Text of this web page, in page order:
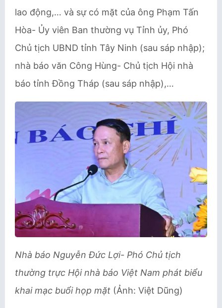
lao động,… và sự có mặt của ông Phạm Tấn
Hòa- Ủy viên Ban thường vụ Tỉnh ủy, Phó
Chủ tịch UBND tỉnh Tây Ninh (sau sáp nhập);
nhà báo văn Công Hùng- Chủ tịch Hội nhà
báo tỉnh Đồng Tháp (sau sáp nhập),…
Nhà báo Nguyễn Đức Lợi- Phó Chủ tịch
thường trực Hội nhà báo Việt Nam phát biểu
khai mạc buổi họp mặt (Ảnh: Việt Dũng)